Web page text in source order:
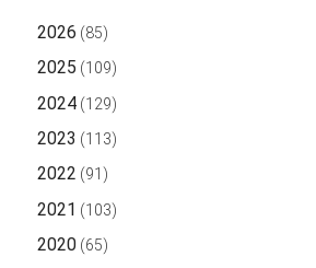
2026 (85)
2025 (109)
2024(129)
2023 (113)
2022 (91)
2021 (103)
2020(65)